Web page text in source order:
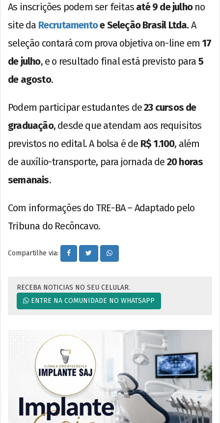
As inscrições podem ser feitas até 9 de julhono
site da Recrutamentoe Seleção Brasil Ltda.A
seleção contará com prova objetiva on-line em 17
de julho, e o resultado final está previsto para 5
de agosto.
Podem participar estudantes de23 cursos de
graduação, desde que atendam aos requisitos
previstos no edital. A bolsa é de R$ 1.100, além
de auxílio-transporte, para jornada de 20 horas
semanais.
Com informações do TRE-BA – Adaptado pelo
Tribuna do Recôncavo.
Compartilhe via:
RECEBA NOTICIAS NO SEU CELULAR.
ENTRE NA COMUNIDADE NO WHATSAPP